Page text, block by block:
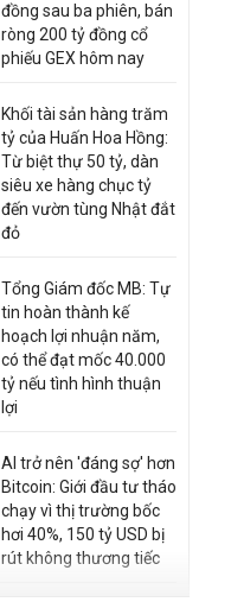
đồng sau ba phiên, bán
ròng 200 tỷ đồng cổ
phiếu GEX hôm nay
Khối tài sản hàng trăm
tỷ của Huấn Hoa Hồng:
Từ biệt thự 50 tỷ, dàn
siêu xe hàng chục tỷ
đến vườn tùng Nhật đắt
đỏ
Tổng Giám đốc MB: Tự
tin hoàn thành kế
hoạch lợi nhuận năm,
có thể đạt mốc 40.000
tỷ nếu tình hình thuận
lợi
AI trở nên 'đáng sợ' hơn
Bitcoin: Giới đầu tư tháo
chạy vì thị trường bốc
hơi 40%, 150 tỷ USD bị
rút không thương tiếc